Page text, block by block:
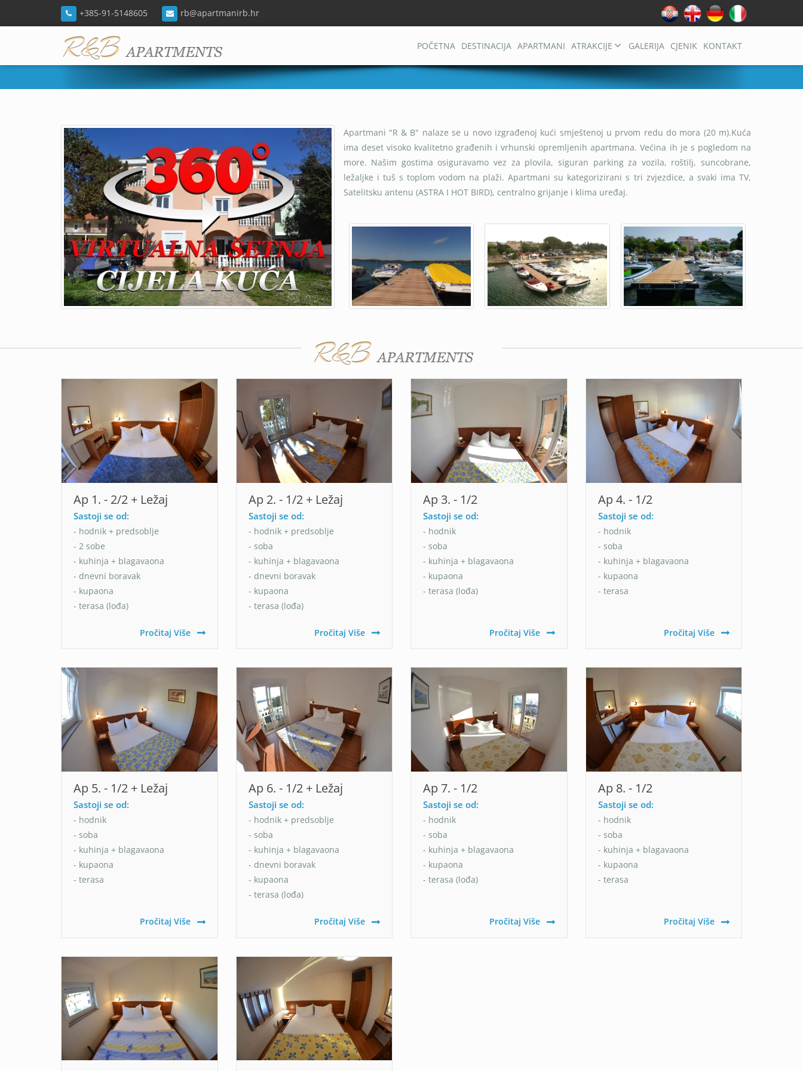
+385-91-5148605 rb@apartmanirb.hr
POČETNA DESTINACIJA APARTMANI ATRAKCIJE GALERIJA CJENIK KONTAKT
Apartmani "R & B" nalaze se u novo izgrađenoj kući smještenoj u prvom redu do mora (20 m).Kuća
ima deset visoko kvalitetno građenih i vrhunski opremljenih apartmana. Većina ih je s pogledom na
more. Našim gostima osiguravamo vez za plovila, siguran parking za vozila, roštilj, suncobrane,
ležaljke i tuš s toplom vodom na plaži. Apartmani su kategorizirani s tri zvjezdice, a svaki ima TV,
Satelitsku antenu (ASTRA I HOT BIRD), centralno grijanje i klima uređaj.
Ap 1. - 2/2 + Ležaj
Sastoji se od:
- hodnik + predsoblje
- 2 sobe
- kuhinja + blagavaona
- dnevni boravak
- kupaona
- terasa (lođa)
Pročitaj Više
Ap 2. - 1/2 + Ležaj
Sastoji se od:
- hodnik + predsoblje
- soba
- kuhinja + blagavaona
- dnevni boravak
- kupaona
- terasa (lođa)
Pročitaj Više
Ap 3. - 1/2
Sastoji se od:
- hodnik
- soba
- kuhinja + blagavaona
- kupaona
- terasa (lođa)
Pročitaj Više
Ap 4. - 1/2
Sastoji se od:
- hodnik
- soba
- kuhinja + blagavaona
- kupaona
- terasa
Pročitaj Više
Ap 5. - 1/2 + Ležaj
Sastoji se od:
- hodnik
- soba
- kuhinja + blagavaona
- kupaona
- terasa
Pročitaj Više
Ap 6. - 1/2 + Ležaj
Sastoji se od:
- hodnik + predsoblje
- soba
- kuhinja + blagavaona
- dnevni boravak
- kupaona
- terasa (lođa)
Pročitaj Više
Ap 7. - 1/2
Sastoji se od:
- hodnik
- soba
- kuhinja + blagavaona
- kupaona
- terasa (lođa)
Pročitaj Više
Ap 8. - 1/2
Sastoji se od:
- hodnik
- soba
- kuhinja + blagavaona
- kupaona
- terasa
Pročitaj Više